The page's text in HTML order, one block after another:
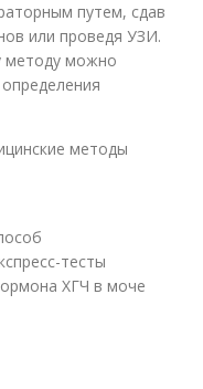
путем, сдав
или проведя УЗИ.
методу можно
методы
тесты
ХГЧ в моче